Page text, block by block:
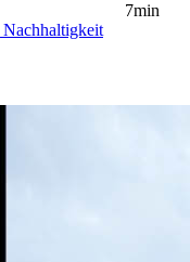
7min
Nachhaltigkeit